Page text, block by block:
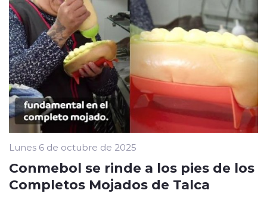
Lunes 6 de octubre de 2025
Conmebol se rinde a los pies de los
Completos Mojados de Talca